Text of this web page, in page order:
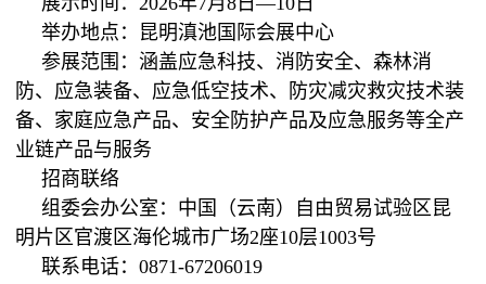
举办地点：昆明滇池国际会展中心
参展范围：涵盖应急科技、消防安全、森林消
防、应急装备、应急低空技术、防灾减灾救灾技术装
备、家庭应急产品、安全防护产品及应急服务等全产
业链产品与服务
招商联络
组委会办公室：中国（云南）自由贸易试验区昆
明片区官渡区海伦城市广场2座10层1003号
联系电话：0871-67206019